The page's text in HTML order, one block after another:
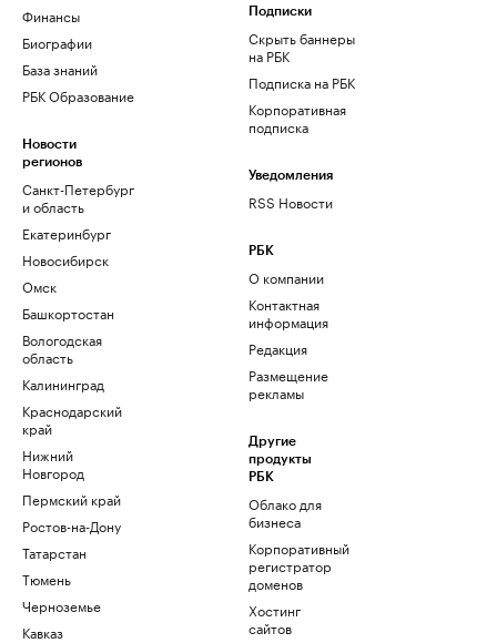
Финансы
Биографии
База знаний
РБК Образование
Новости
регионов
Санкт-Петербург
и область
Екатеринбург
Новосибирск
Омск
Башкортостан
Вологодская
область
Калининград
Краснодарский
край
Нижний
Новгород
Пермский край
Ростов-на-Дону
Татарстан
Тюмень
Черноземье
Кавказ
Подписки
Скрыть баннеры
на РБК
Подписка на РБК
Корпоративная
подписка
Уведомления
RSS Новости
РБК
О компании
Контактная
информация
Редакция
Размещение
рекламы
Другие
продукты
РБК
Облако для
бизнеса
Корпоративный
регистратор
доменов
Хостинг
сайтов